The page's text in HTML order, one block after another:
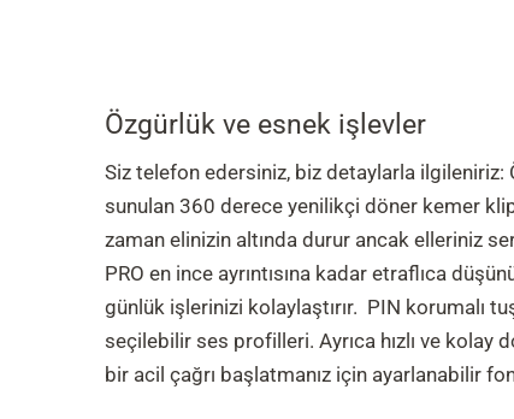
Özgürlük ve esnek işlevler
Siz telefon edersiniz, biz detaylarla ilgileniriz:
sunulan 360 derece yenilikçi döner kemer
zaman elinizin altında durur ancak elleriniz
PRO en ince ayrıntısına kadar etraflıca
günlük işlerinizi kolaylaştırır. PIN korumalı
seçilebilir ses profilleri. Ayrıca hızlı ve kolay
bir acil çağrı başlatmanız için ayarlanabilir